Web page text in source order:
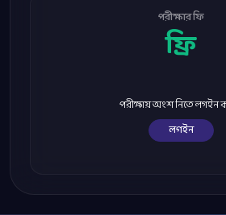
পরীক্ষার ফি
ফ্রি
পরীক্ষায় অংশ নিতে
লগইন